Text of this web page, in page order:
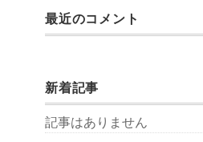
最近のコメント
新着記事
記事はありません